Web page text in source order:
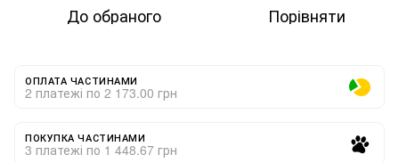
До обраного Порівняти
ОПЛАТА ЧАСТИНАМИ
2 платежі по 2 173.00 грн
ПОКУПКА ЧАСТИНАМИ
3 платежі по 1 448.67 грн